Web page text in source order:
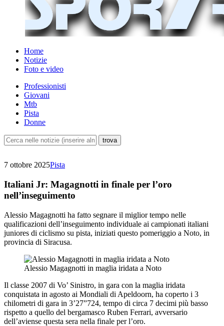
Home
Notizie
Foto e video
Professionisti
Giovani
Mtb
Pista
Donne
7 ottobre 2025Pista
Italiani Jr: Magagnotti in finale per l’oro
nell’inseguimento
Alessio Magagnotti ha fatto segnare il miglior tempo nelle
qualificazioni dell’inseguimento individuale ai campionati italiani
juniores di ciclismo su pista, iniziati questo pomeriggio a Noto, in
provincia di Siracusa.
Alessio Magagnotti in maglia iridata a Noto
Il classe 2007 di Vo’ Sinistro, in gara con la maglia iridata
conquistata in agosto ai Mondiali di Apeldoorn, ha coperto i 3
chilometri di gara in 3’27”724, tempo di circa 7 decimi più basso
rispetto a quello del bergamasco Ruben Ferrari, avversario
dell’aviense questa sera nella finale per l’oro.